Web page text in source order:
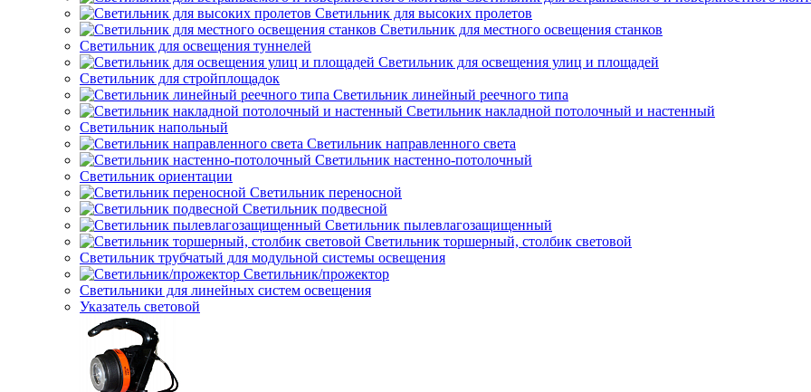
Светильник для высоких пролетов
Светильник для местного освещения станков
Светильник для освещения туннелей
Светильник для освещения улиц и площадей
Светильник для стройплощадок
Светильник линейный реечного типа
Светильник накладной потолочный и настенный
Светильник напольный
Светильник направленного света
Светильник настенно-потолочный
Светильник ориентации
Светильник переносной
Светильник подвесной
Светильник пылевлагозащищенный
Светильник торшерный, столбик световой
Светильник трубчатый для модульной системы освещения
Светильник/прожектор
Светильники для линейных систем освещения
Указатель световой